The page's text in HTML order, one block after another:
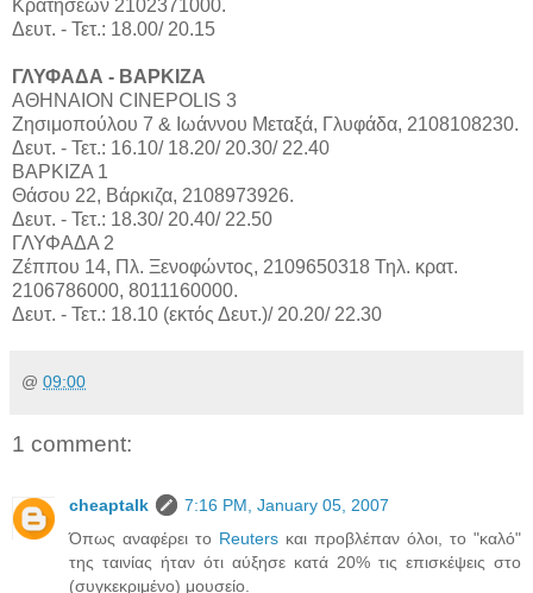
Κρατήσεων 2102371000.
Δευτ. - Τετ.: 18.00/ 20.15
ΓΛΥΦΑΔΑ - ΒΑΡΚΙΖΑ
ΑΘΗΝΑΙΟΝ CINEPOLIS 3
Ζησιμοπούλου 7 & Ιωάννου Μεταξά, Γλυφάδα, 2108108230.
Δευτ. - Τετ.: 16.10/ 18.20/ 20.30/ 22.40
ΒΑΡΚΙΖΑ 1
Θάσου 22, Βάρκιζα, 2108973926.
Δευτ. - Τετ.: 18.30/ 20.40/ 22.50
ΓΛΥΦΑΔΑ 2
Ζέππου 14, Πλ. Ξενοφώντος, 2109650318 Τηλ. κρατ.
2106786000, 8011160000.
Δευτ. - Τετ.: 18.10 (εκτός Δευτ.)/ 20.20/ 22.30
@ 09:00
1 comment:
cheaptalk
7:16 PM, January 05, 2007
Όπως αναφέρει το Reuters και προβλέπαν όλοι, το "καλό"
της ταινίας ήταν ότι αύξησε κατά 20% τις επισκέψεις στο
(συγκεκριμένο) μουσείο.